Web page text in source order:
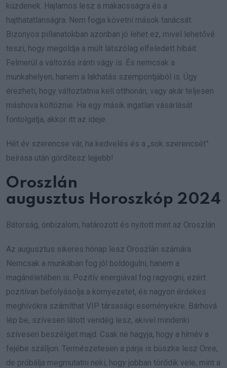
küzdenek. Hajlamos lesz a makacsságra és a
hajthatatlanságra. Nem fogja követni mások tanácsát.
Bizonyos pillanatokban azonban jó lehet ez, mivel lehetővé
teszi, hogy megoldja a múlt látszólag elfeledett hibáit.
Felmerül a változás iránti vágy is. És nemcsak a
munkahelyen, hanem a lakhatás szempontjából is. Úgy
érezheti, hogy változtatnia kell otthonán, vagy akár teljesen
máshova költöznie. Ha egy másik ingatlan vásárlását
fontolgatja, akkor itt az ideje.
Hét év szerencse vár, ha kedvelés és a „sok szerencsét”
beírása után gördítesz lejjebb!
Oroszlán
augusztus Horoszkóp 2024
Bátorság, önbizalom, határozott és nyitott mint az Oroszlán
Az augusztus sikeres hónap lesz Oroszlán számára.
Nemcsak a munkában fog jól boldogulni, hanem a
magánéletében is. Pozitív energiával fog ragyogni, ezért
pozitívan befolyásolja a környezetet, és nagyon érdekes
meghívókra számíthat VIP társasági eseményekre. Bárhová
lép be, szívesen látott vendég lesz, akivel mindenki
szívesen beszélget majd. Csak ne hagyja, hogy a hírnév a
fejébe szálljon. Természetesen a párja is büszke lesz Önre,
de próbálja megmutatni neki, hogy jobban törődik vele, mint a